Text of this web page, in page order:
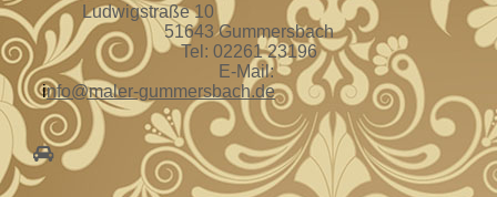
Ludwigstraße 10
51643 Gummersbach
Tel: 02261 23196
E-Mail:
info@maler-gummersbach.de